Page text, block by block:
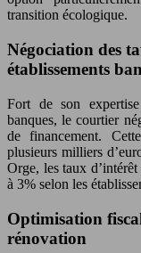
transition écologique.
Négociation des
établissements
Fort de son
banques, le courtier
de financement.
plusieurs milliers
Orge, les taux
à 3% selon les
Optimisation
rénovation